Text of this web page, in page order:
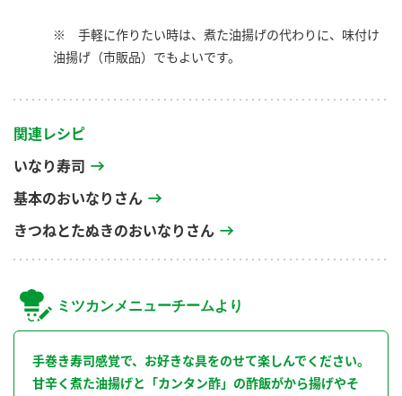
※ 手軽に作りたい時は、煮た油揚げの代わりに、味付け
油揚げ（市販品）でもよいです。
関連レシピ
いなり寿司
基本のおいなりさん
きつねとたぬきのおいなりさん
ミツカンメニューチームより
手巻き寿司感覚で、お好きな具をのせて楽しんでください。
甘辛く煮た油揚げと「カンタン酢」の酢飯がから揚げやそ